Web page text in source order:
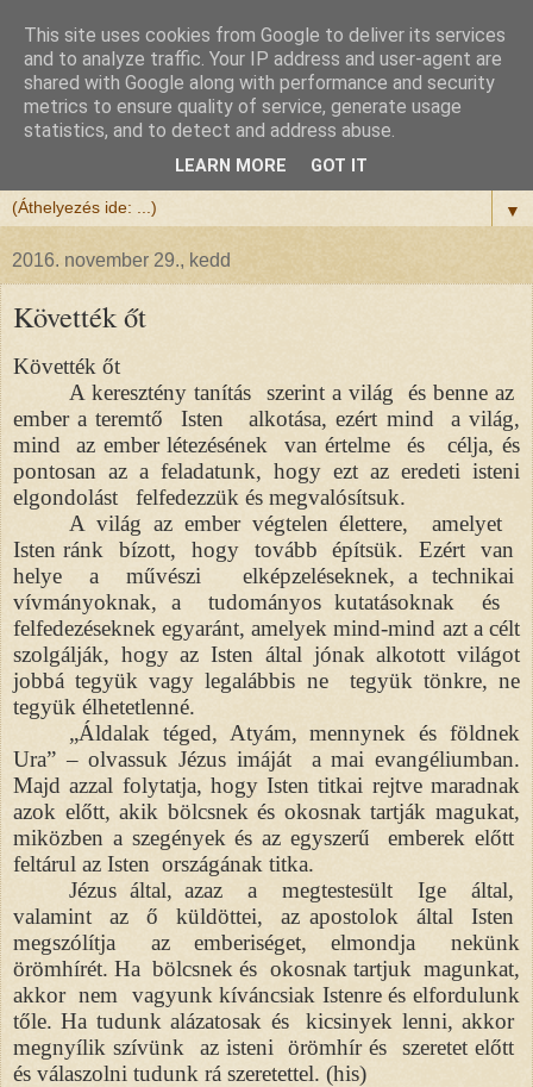
Félix atya
Szeretettel köszöntöm a honlapomra ellátogatót.
▼
2016. november 29., kedd
Követték őt
Követték őt
A keresztény tanítás szerint a világ és benne az
ember a teremtő Isten alkotása, ezért mind a világ,
mind az ember létezésének van értelme és célja, és
pontosan az a feladatunk, hogy ezt az eredeti isteni
elgondolást felfedezzük és megvalósítsuk.
A világ az ember végtelen élettere, amelyet
Isten ránk bízott, hogy tovább építsük. Ezért van
helye a művészi elképzeléseknek, a technikai
vívmányoknak, a tudományos kutatásoknak és
felfedezéseknek egyaránt, amelyek mind-mind azt a célt
szolgálják, hogy az Isten által jónak alkotott világot
jobbá tegyük vagy legalábbis ne tegyük tönkre, ne
tegyük élhetetlenné.
„Áldalak téged, Atyám, mennynek és földnek
Ura” – olvassuk Jézus imáját a mai evangéliumban.
Majd azzal folytatja, hogy Isten titkai rejtve maradnak
azok előtt, akik bölcsnek és okosnak tartják magukat,
miközben a szegények és az egyszerű emberek előtt
feltárul az Isten országának titka.
Jézus által, azaz a megtestesült Ige által,
valamint az ő küldöttei, az apostolok által Isten
megszólítja az emberiséget, elmondja nekünk
örömhírét. Ha bölcsnek és okosnak tartjuk magunkat,
akkor nem vagyunk kíváncsiak Istenre és elfordulunk
tőle. Ha tudunk alázatosak és kicsinyek lenni, akkor
megnyílik szívünk az isteni örömhír és szeretet előtt
és válaszolni tudunk rá szeretettel. (his)
This site uses cookies from Google to deliver its services
and to analyze traffic. Your IP address and user-agent are
shared with Google along with performance and security
metrics to ensure quality of service, generate usage
statistics, and to detect and address abuse.
LEARN MORE GOT IT